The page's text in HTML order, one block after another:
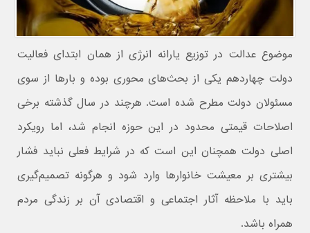
موضوع عدالت در توزیع یارانه انرژی از همان ابتدای فعالیت
دولت چهاردهم یکی از بحث‌های محوری بوده و بارها از سوی
مسئولان دولت مطرح شده است. هرچند در سال گذشته برخی
اصلاحات قیمتی محدود در این حوزه انجام شد، اما رویکرد
اصلی دولت همچنان این است که در شرایط فعلی نباید فشار
بیشتری بر معیشت خانوارها وارد شود و هرگونه تصمیم‌گیری
باید با ملاحظه آثار اجتماعی و اقتصادی آن بر زندگی مردم
همراه باشد.